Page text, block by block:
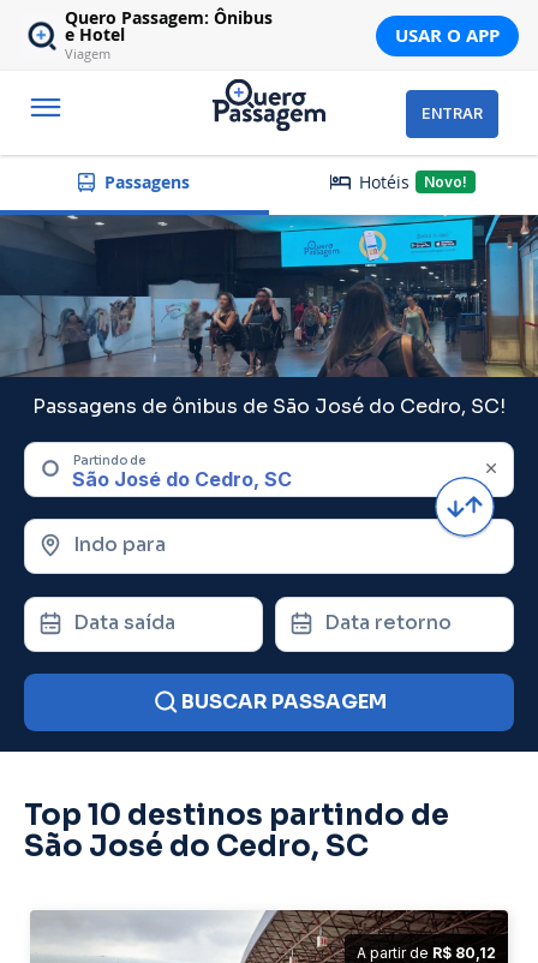
Quero Passagem: Ônibus
e Hotel
Viagem
USAR O APP
ENTRAR
Passagens Hotéis Novo!
Passagens de ônibus de São José do Cedro, SC!
Partindo de
Indo para
Data saída Data retorno
BUSCAR PASSAGEM
Top 10 destinos partindo de
São José do Cedro, SC
A partir de R$ 80,12